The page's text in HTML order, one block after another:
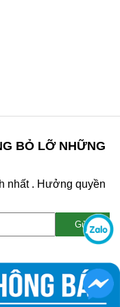
BỎ LỠ NHỮNG
nhất . Hưởng quyền